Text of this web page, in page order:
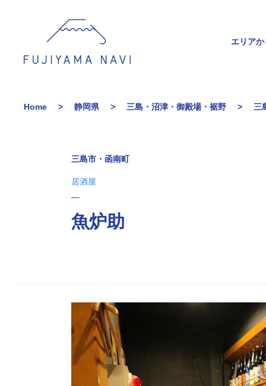
エリア
Home 静岡県 三島・沼津・御殿場・裾野 三
三島市・函南町
居酒屋
魚炉助